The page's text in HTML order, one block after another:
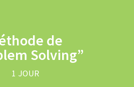
de
Solving”
1 JOUR